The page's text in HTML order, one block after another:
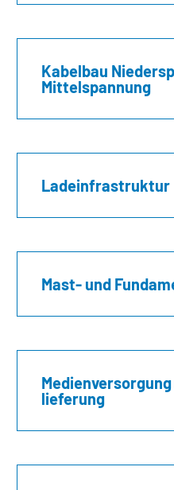
Kabelbau
Mittelspannung
Ladeinfrastruktur
Mast- und
lieferung